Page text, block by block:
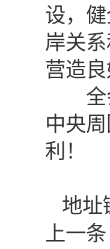
设，
岸关
营造
全会
中央
利！
地址
上一条